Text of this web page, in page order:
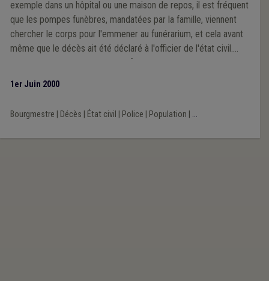
exemple dans un hôpital ou une maison de repos, il est fréquent
que les pompes funèbres, mandatées par la famille, viennent
chercher le corps pour l'emmener au funérarium, et cela avant
même que le décès ait été déclaré à l'officier de l'état civil.
Cette pratique s'explique par le fait que le service état
de soins ou d'accueil des personnes âgées préfèrent être
"débarrassées" rapidement des corps. Une telle pratique est-
1er Juin 2000
Bourgmestre Décès État civil Police Population ...